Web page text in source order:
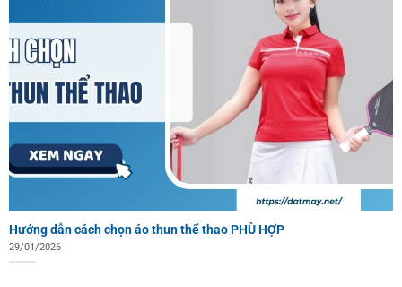
Hướng dẫn cách chọn áo thun thể thao PHÙ HỢP
29/01/2026